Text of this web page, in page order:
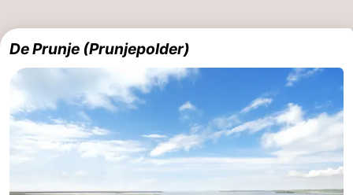
De Prunje (Prunjepolder)